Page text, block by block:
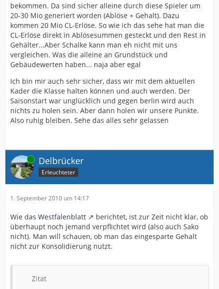
bekommen. Da sind sicher alleine durch diese Spieler um
20-30 Mio generiert worden (Ablöse + Gehalt). Dazu
kommen 20 Mio CL-Erlöse. So wie ich das sehe hat man die
CL-Erlöse direkt in Ablösesummen gesteckt und den Rest in
Gehälter...Aber Schalke kann man eh nicht mit uns
vergleichen. Was die alleine an Grundstück und
Gebäudewerten haben... naja aber egal
Ich bin mir auch sehr sicher, dass wir mit dem aktuellen
Kader die Klasse halten können und auch werden. Der
Saisonstart war unglücklich und gegen berlin wird auch
nichts zu holen sein. Aber dann holen wir unsere Punkte.
Also ruhig bleiben. Sehe das alles sehr gelassen
Online Delbrücker
Erleuchteter
1. September 2010 um 14:17
Wie das Westfalenblatt
berichtet, ist zur Zeit nicht klar, ob
überhaupt noch jemand verpflichtet wird (also auch Sako
nicht). Man will schauen, ob man das eingesparte Gehalt
nicht zur Konsolidierung nutzt.
Zitat